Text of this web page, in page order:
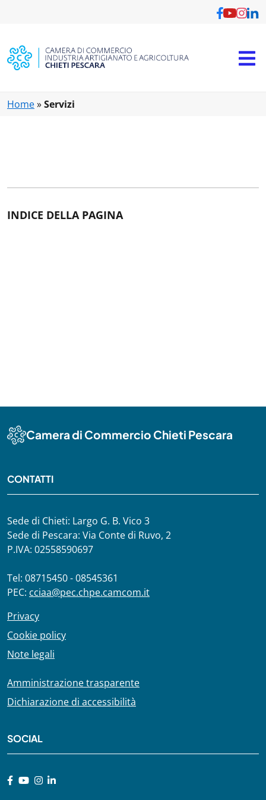
Home»Servizi
INDICE DELLA PAGINA
Camera di Commercio Chieti Pescara
CONTATTI
Sede di Chieti: Largo G. B. Vico 3
Sede di Pescara: Via Conte di Ruvo, 2
P.IVA: 02558590697
Tel: 08715450 - 08545361
PEC: cciaa@pec.chpe.camcom.it
Privacy
Cookie policy
Note legali
Amministrazione trasparente
Dichiarazione di accessibilità
SOCIAL